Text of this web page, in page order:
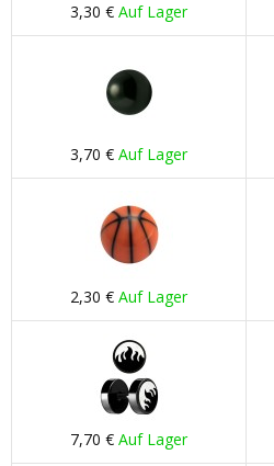
3,30 € Auf Lager
3,70 € Auf Lager
2,30 € Auf Lager
7,70 € Auf Lager